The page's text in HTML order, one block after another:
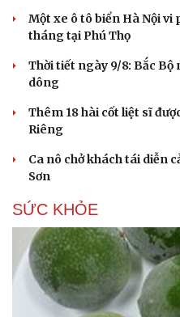
Cải chính
Một xe ô tô biển Hà Nội vi
tháng tại Phú Thọ
Thời tiết ngày 9/8: Bắc
dông
Thêm 18 hài cốt liệt sĩ
Riêng
Ca nô chở khách tái diễn
Sơn
SỨC KHỎE